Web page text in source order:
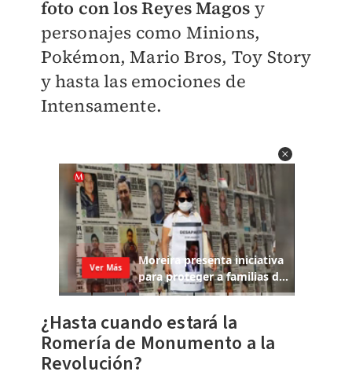
foto con los Reyes Magos y
personajes como Minions,
Pokémon, Mario Bros, Toy Story
y hasta las emociones de
Intensamente.
¿Hasta cuando estará la
Romería de Monumento a la
Revolución?